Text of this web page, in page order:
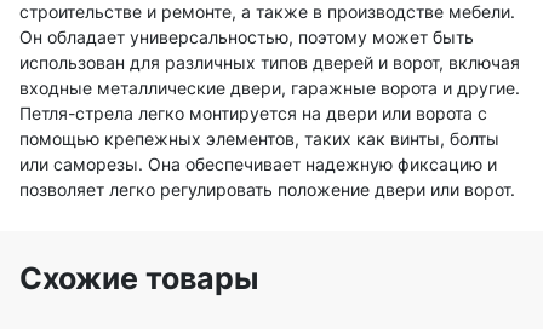
строительстве и ремонте, а также в производстве мебели.
Он обладает универсальностью, поэтому может быть
использован для различных типов дверей и ворот, включая
входные металлические двери, гаражные ворота и другие.
Петля-стрела легко монтируется на двери или ворота с
помощью крепежных элементов, таких как винты, болты
или саморезы. Она обеспечивает надежную фиксацию и
позволяет легко регулировать положение двери или ворот.
Схожие товары